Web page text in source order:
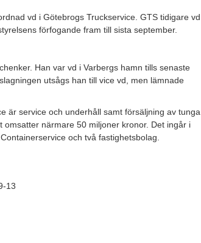
vd i Götebrogs Truckservice. GTS tidigare vd
förfogande fram till sista september.
Han var vd i Varbergs hamn tills senaste
utsågs han till vice vd, men lämnade
är service och underhåll samt försäljning av tunga
närmare 50 miljoner kronor. Det ingår i
och två fastighetsbolag.
13